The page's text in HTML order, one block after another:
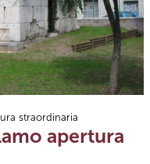
straordinaria
apertura